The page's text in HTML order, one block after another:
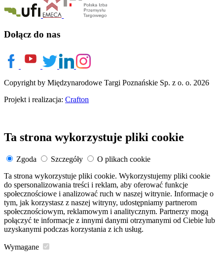
Dołącz do nas
Copyright by Międzynarodowe Targi Poznańskie Sp. z o. o. 2026
Projekt i realizacja: Crafton
Ta strona wykorzystuje pliki cookie
Zgoda Szczegóły
O plikach cookie
Ta strona wykorzystuje pliki cookie. Wykorzystujemy pliki cookie
do spersonalizowania treści i reklam, aby oferować funkcje
społecznościowe i analizować ruch w naszej witrynie. Informacje o
tym, jak korzystasz z naszej witryny, udostępniamy partnerom
społecznościowym, reklamowym i analitycznym. Partnerzy mogą
połączyć te informacje z innymi danymi otrzymanymi od Ciebie lub
uzyskanymi podczas korzystania z ich usług.
Wymagane